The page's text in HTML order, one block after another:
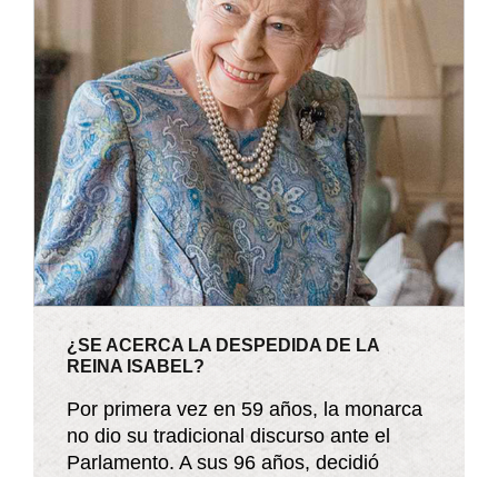
¿SE ACERCA LA DESPEDIDA DE LA
REINA ISABEL?
Por primera vez en 59 años, la monarca
no dio su tradicional discurso ante el
Parlamento. A sus 96 años, decidió